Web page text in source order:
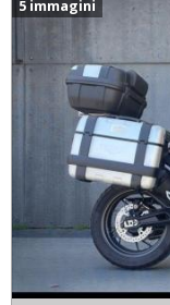
5 immagini